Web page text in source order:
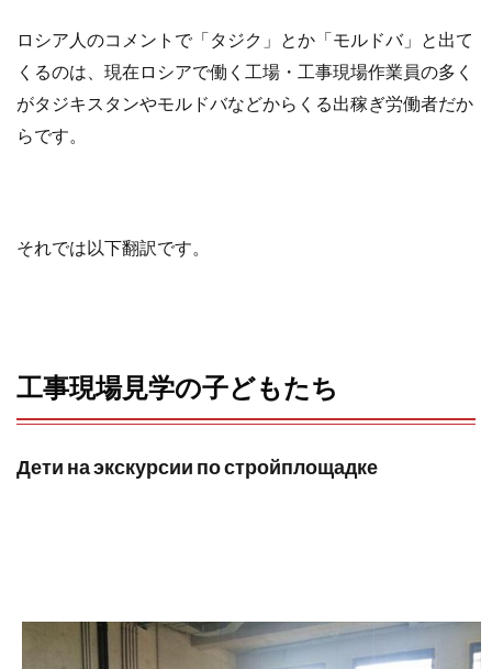
o
o
e
r
a
ロシア人のコメントで「タジク」とか「モルドバ」と出て
くるのは、現在ロシアで働く工場・工事現場作業員の多く
がタジキスタンやモルドバなどからくる出稼ぎ労働者だか
らです。
それでは以下翻訳です。
工事現場見学の子どもたち
Дети на экскурсии по стройплощадке